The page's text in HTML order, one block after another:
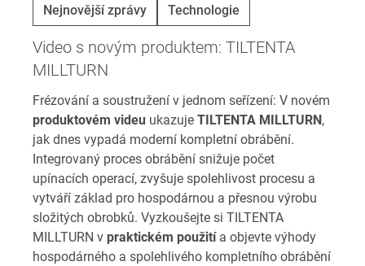
Nejnovější zprávy Technologie
Video s novým produktem: TILTENTA
MILLTURN
Frézování a soustružení v jednom seřízení: V novém
produktovém videu ukazuje TILTENTA MILLTURN,
jak dnes vypadá moderní kompletní obrábění.
Integrovaný proces obrábění snižuje počet
upínacích operací, zvyšuje spolehlivost procesu a
vytváří základ pro hospodárnou a přesnou výrobu
složitých obrobků. Vyzkoušejte si TILTENTA
MILLTURN v praktickém použitía objevte výhody
hospodárného a spolehlivého kompletního obrábění